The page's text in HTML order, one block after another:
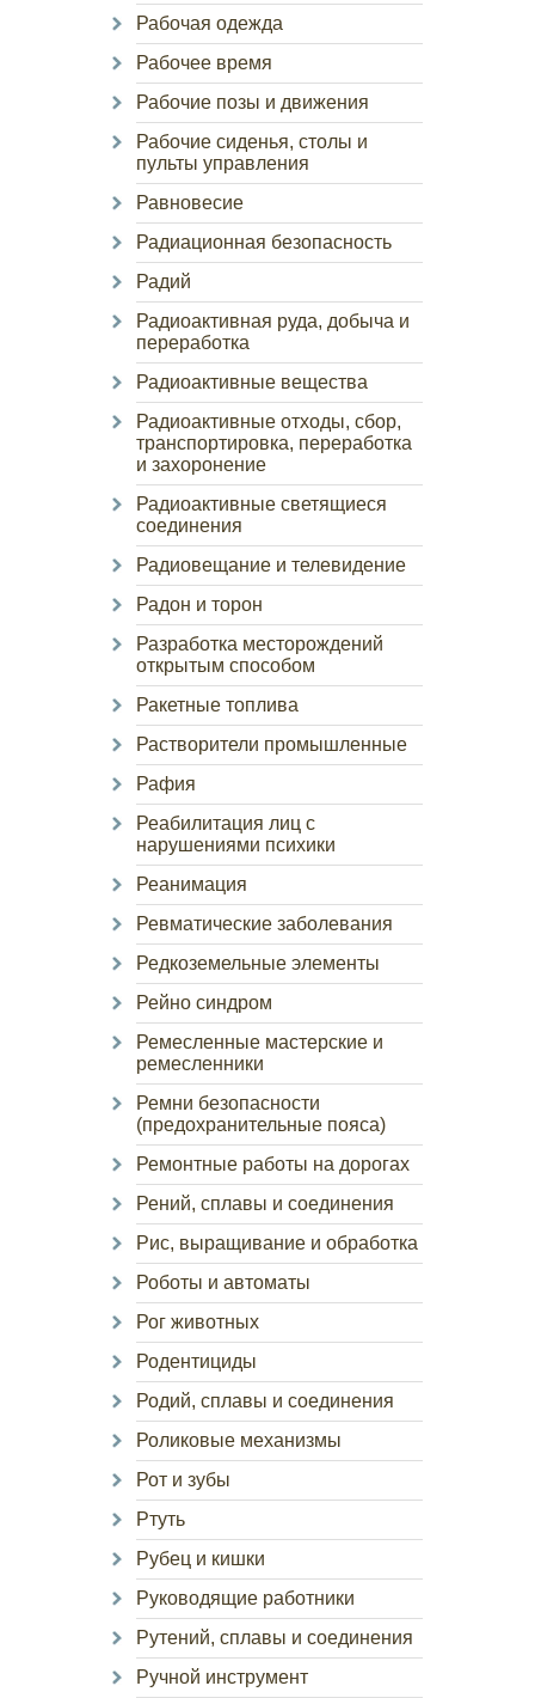
Рабочая одежда
Рабочее время
Рабочие позы и движения
Рабочие сиденья, столы и
пульты управления
Равновесие
Радиационная безопасность
Радий
Радиоактивная руда, добыча и
переработка
Радиоактивные вещества
Радиоактивные отходы, сбор,
транспортировка, переработка
и захоронение
Радиоактивные светящиеся
соединения
Радиовещание и телевидение
Радон и торон
Разработка месторождений
открытым способом
Ракетные топлива
Растворители промышленные
Рафия
Реабилитация лиц с
нарушениями психики
Реанимация
Ревматические заболевания
Редкоземельные элементы
Рейно синдром
Ремесленные мастерские и
ремесленники
Ремни безопасности
(предохранительные пояса)
Ремонтные работы на дорогах
Рений, сплавы и соединения
Рис, выращивание и обработка
Роботы и автоматы
Рог животных
Родентициды
Родий, сплавы и соединения
Роликовые механизмы
Рот и зубы
Ртуть
Рубец и кишки
Руководящие работники
Рутений, сплавы и соединения
Ручной инструмент